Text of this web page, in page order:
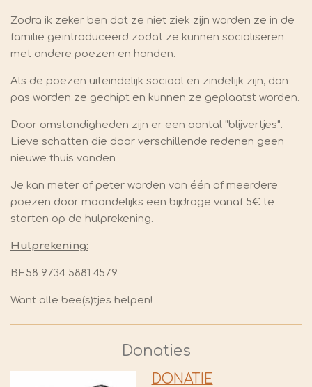
Zodra ik zeker ben dat ze niet ziek zijn worden ze in de
familie geïntroduceerd zodat ze kunnen socialiseren
met andere poezen en honden.
Als de poezen uiteindelijk sociaal en zindelijk zijn, dan
pas worden ze gechipt en kunnen ze geplaatst worden.
Door omstandigheden zijn er een aantal "blijvertjes".
Lieve schatten die door verschillende redenen geen
nieuwe thuis vonden
Je kan meter of peter worden van één of meerdere
poezen door maandelijks een bijdrage vanaf 5€ te
storten op de hulprekening.
Hulprekening:
BE58 9734 5881 4579
Want alle bee(s)tjes helpen!
Donaties
DONATIE